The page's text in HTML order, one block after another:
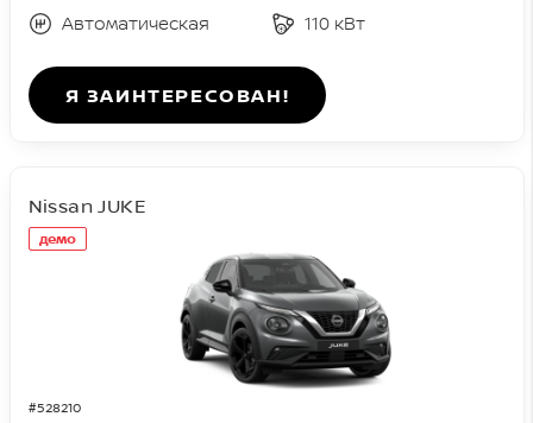
Автоматическая
110 кВт
Я ЗАИНТЕРЕСОВАН!
демо
#528210
Nissan JUKE